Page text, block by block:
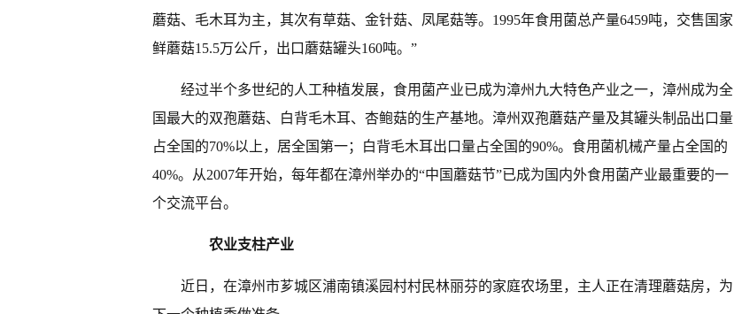
蘑菇、毛木耳为主，其次有草菇、金针菇、凤尾菇等。1995年食用菌总产量6459吨，交售国家
鲜蘑菇15.5万公斤，出口蘑菇罐头160吨。”
经过半个多世纪的人工种植发展，食用菌产业已成为漳州九大特色产业之一，漳州成为全
国最大的双孢蘑菇、白背毛木耳、杏鲍菇的生产基地。漳州双孢蘑菇产量及其罐头制品出口量
占全国的70%以上，居全国第一；白背毛木耳出口量占全国的90%。食用菌机械产量占全国的
40%。从2007年开始，每年都在漳州举办的“中国蘑菇节”已成为国内外食用菌产业最重要的一
个交流平台。
农业支柱产业
近日，在漳州市芗城区浦南镇溪园村村民林丽芬的家庭农场里，主人正在清理蘑菇房，为